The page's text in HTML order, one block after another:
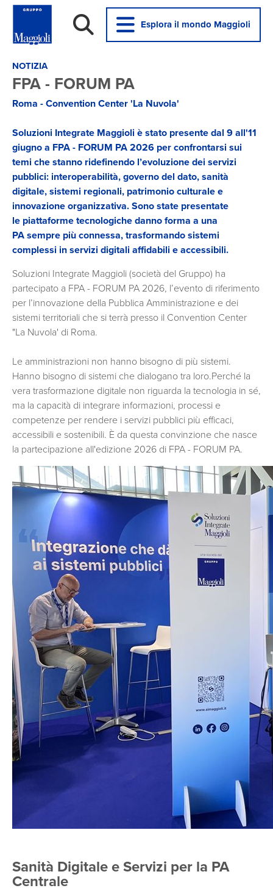
Esplora il mondo Maggioli
NOTIZIA
FPA - FORUM PA
Roma - Convention Center 'La Nuvola'
Soluzioni Integrate Maggioli è stato presente dal 9 all'11
giugno a FPA - FORUM PA 2026 per confrontarsi sui
temi che stanno ridefinendo l’evoluzione dei servizi
pubblici: interoperabilità, governo del dato, sanità
digitale, sistemi regionali, patrimonio culturale e
innovazione organizzativa. Sono state presentate
le piattaforme tecnologiche danno forma a una
PA sempre più connessa, trasformando sistemi
complessi in servizi digitali affidabili e accessibili.
Soluzioni Integrate Maggioli (società del Gruppo) ha
partecipato a FPA - FORUM PA 2026, l’evento di riferimento
per l’innovazione della Pubblica Amministrazione e dei
sistemi territoriali che si terrà presso il Convention Center
"La Nuvola' di Roma.
Le amministrazioni non hanno bisogno di più sistemi.
Hanno bisogno di sistemi che dialogano tra loro.Perché la
vera trasformazione digitale non riguarda la tecnologia in sé,
ma la capacità di integrare informazioni, processi e
competenze per rendere i servizi pubblici più efficaci,
accessibili e sostenibili. È da questa convinzione che nasce
la partecipazione all'edizione 2026 di FPA - FORUM PA.
Sanità Digitale e Servizi per la PA
Centrale